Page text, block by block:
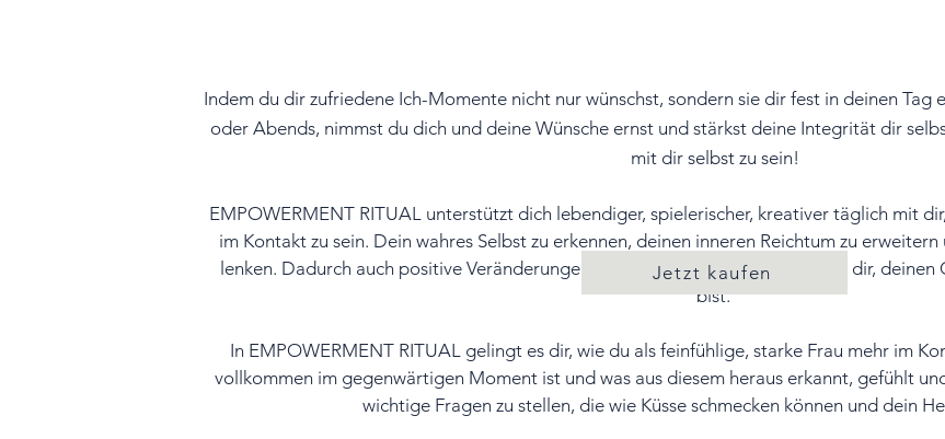
Indem du dir zufriedene Ich-Momente nicht nur wünschst, sondern sie dir fest in deinen
oder Abends, nimmst du dich und deine Wünsche ernst und stärkst deine Integrität dir
mit dir selbst zu sein!
EMPOWERMENT RITUAL unterstützt dich lebendiger, spielerischer, kreativer täglich mit
im Kontakt zu sein. Dein wahres Selbst zu erkennen, deinen inneren Reichtum zu
lenken. Dadurch auch positive Veränderungen im Leben vorzunehmen, weil du dir, deinen
bist.
In EMPOWERMENT RITUAL gelingt es dir, wie du als feinfühlige, starke Frau mehr im
vollkommen im gegenwärtigen Moment ist und was aus diesem heraus erkannt, gefühlt
wichtige Fragen zu stellen, die wie Küsse schmecken können und dein
Jetzt kaufen